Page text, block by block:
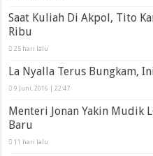
Saat Kuliah Di Akpol, Tito
Ribu
25 hari lalu
La Nyalla Terus Bungkam,
9 Juni, 2016 | 22:47
Menteri Jonan Yakin Mudik
Baru
11 hari lalu